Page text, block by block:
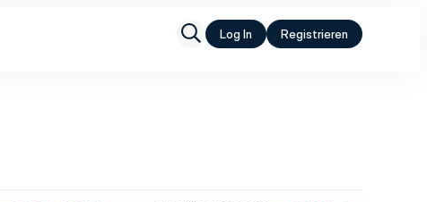
Log In Registrieren